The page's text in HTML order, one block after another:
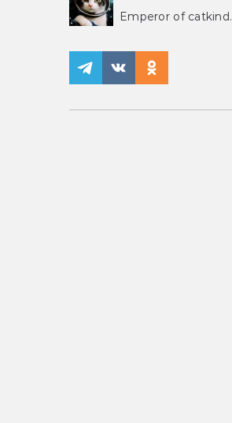
Emperor of